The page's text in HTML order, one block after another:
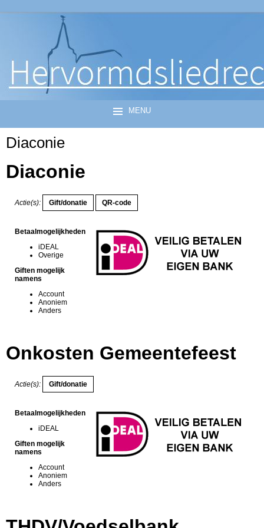
MENU
Diaconie
Diaconie
Actie(s):
Betaalmogelijkheden
iDEAL
Overige
Giften mogelijk
namens
Account
Anoniem
Anders
Onkosten Gemeentefeest
Actie(s):
Betaalmogelijkheden
iDEAL
Giften mogelijk
namens
Account
Anoniem
Anders